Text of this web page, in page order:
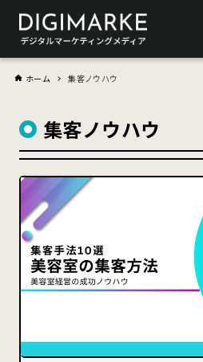
ホーム 集客ノウハウ
集客ノウハウ